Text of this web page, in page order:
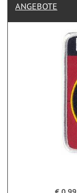
ANGEBOTE